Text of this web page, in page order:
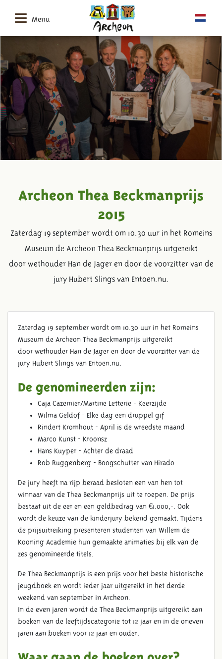
Menu
Archeon Thea Beckmanprijs
2015
Zaterdag 19 september wordt om 10.30 uur in het Romeins
Museum de Archeon Thea Beckmanprijs uitgereikt
door wethouder Han de Jager en door de voorzitter van de
jury Hubert Slings van Entoen.nu.
Zaterdag 19 september wordt om 10.30 uur in het Romeins
Museum de Archeon Thea Beckmanprijs uitgereikt
door wethouder Han de Jager en door de voorzitter van de
jury Hubert Slings van Entoen.nu.
De genomineerden zijn:
Caja Cazemier/Martine Letterie - Keerzijde
Wilma Geldof - Elke dag een druppel gif
Rindert Kromhout - April is de wreedste maand
Marco Kunst - Kroonsz
Hans Kuyper - Achter de draad
Rob Ruggenberg - Boogschutter van Hirado
De jury heeft na rijp beraad besloten een van hen tot
winnaar van de Thea Beckmanprijs uit te roepen. De prijs
bestaat uit de eer en een geldbedrag van €1.000,-. Ook
wordt de keuze van de kinderjury bekend gemaakt. Tijdens
de prijsuitreiking presenteren studenten van Willem de
Kooning Academie hun gemaakte animaties bij elk van de
zes genomineerde titels.
De Thea Beckmanprijs is een prijs voor het beste historische
jeugdboek en wordt ieder jaar uitgereikt in het derde
weekend van september in Archeon.
In de even jaren wordt de Thea Beckmanprijs uitgereikt aan
boeken van de leeftijdscategorie tot 12 jaar en in de oneven
jaren aan boeken voor 12 jaar en ouder.
Waar gaan de boeken over?